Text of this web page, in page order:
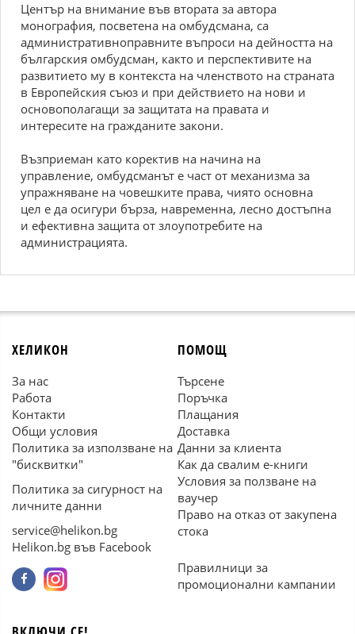
Център на внимание във втората за автора
монография, посветена на омбудсмана, са
административноправните въпроси на дейността на
българския омбудсман, както и перспективите на
развитието му в контекста на членството на страната
в Европейския съюз и при действието на нови и
основополагащи за защитата на правата и
интересите на гражданите закони.
Възприеман като коректив на начина на
управление, омбудсманът е част от механизма за
упражняване на човешките права, чиято основна
цел е да осигури бърза, навременна, лесно достъпна
и ефективна защита от злоупотребите на
администрацията.
ХЕЛИКОН
За нас
Работа
Контакти
Общи условия
Политика за използване на
"бисквитки"
Политика за сигурност на
личните данни
service@helikon.bg
Helikon.bg във Facebook
ПОМОЩ
Търсене
Поръчка
Плащания
Доставка
Данни за клиента
Как да свалим е-книги
Условия за ползване на
ваучер
Право на отказ от закупена
стока
Правилници за
промоционални кампании